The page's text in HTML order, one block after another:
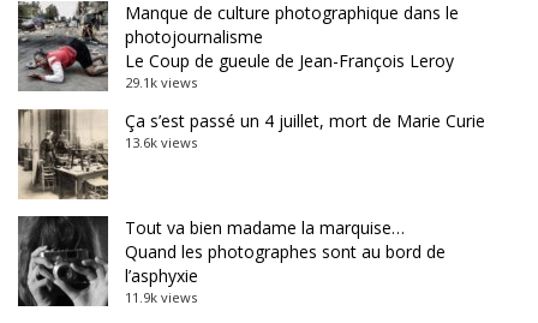
Manque de culture photographique dans le
photojournalisme
Le Coup de gueule de Jean-François Leroy
29.1k views
Ça s’est passé un 4 juillet, mort de Marie Curie
13.6k views
Tout va bien madame la marquise…
Quand les photographes sont au bord de
l’asphyxie
11.9k views